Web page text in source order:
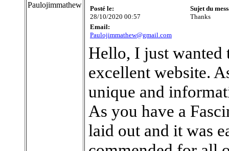
Paulojimmathew
Posté le:
28/10/2020 00:57
Sujet du
Thanks
Email:
Paulojimmathew@gmail.com
Hello, I just
excellent website.
unique and
As you have a
laid out and it was